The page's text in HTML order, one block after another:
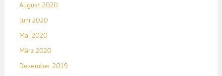
August 2020
Juni 2020
Mai 2020
März 2020
Dezember 2019